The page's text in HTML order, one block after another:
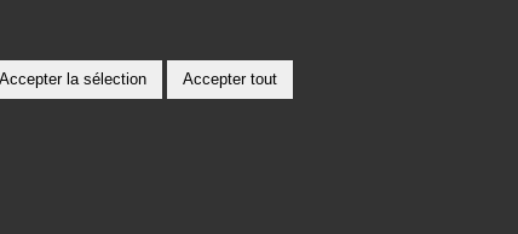
Accepter la sélection Accepter tout